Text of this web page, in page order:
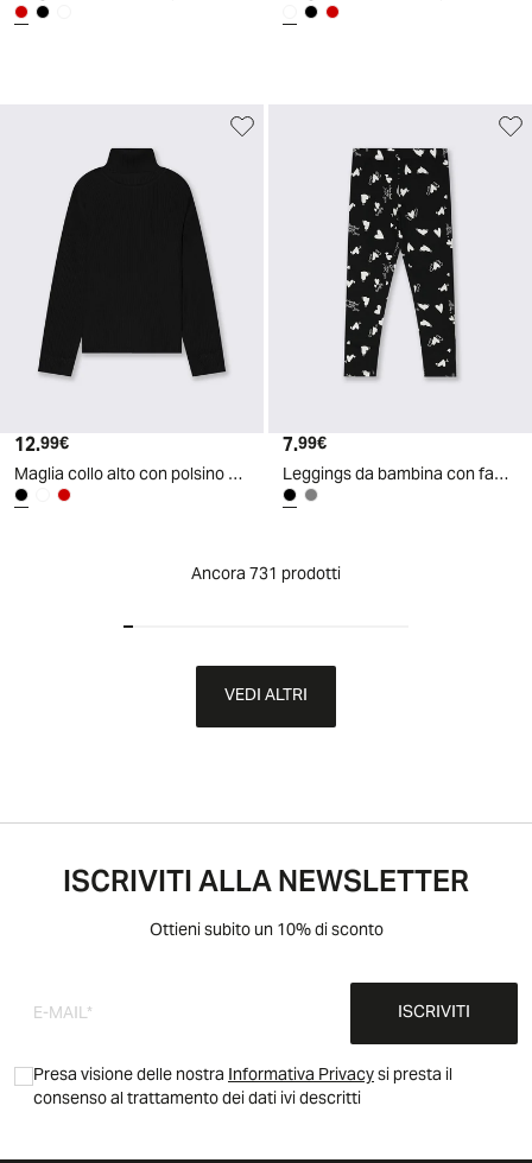
Prezzo attuale
12.99€
Maglia collo alto con polsino metallico - Nero
Prezzo attuale
7.99€
Leggings da bambina con fantasia estrosa - Nero
Ancora 731 prodotti
VEDI ALTRI
ISCRIVITI ALLA NEWSLETTER
Ottieni subito un 10% di sconto
ISCRIVITI
Presa visione delle nostraInformativa Privacysi presta il
consenso al trattamento dei dati ivi descritti